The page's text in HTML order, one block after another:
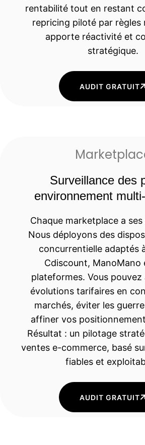
rentabilité tout en restant
repricing piloté par règles
apporte réactivité et
stratégique.
AUDIT GRATUIT
Surveillance des
environnement
Chaque marketplace a
Nous déployons des
concurrentielle adaptés
Cdiscount, ManoMano
plateformes. Vous pouvez
évolutions tarifaires en
marchés, éviter les
affiner vos
Résultat : un pilotage
ventes e-commerce, basé
fiables et
AUDIT GRATUIT